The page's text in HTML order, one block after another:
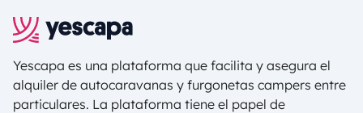
Yescapa es una plataforma que facilita y asegura el
alquiler de autocaravanas y furgonetas campers entre
particulares. La plataforma tiene el papel de